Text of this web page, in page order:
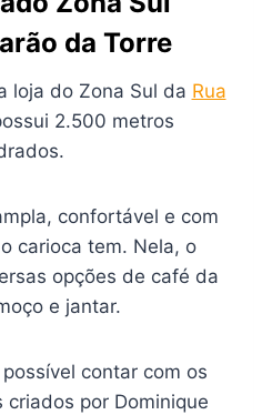
da Torre
loja do Zona Sul da Rua
2.500 metros
confortável e com
carioca tem. Nela, o
opções de café da
e jantar.
contar com os
por Dominique